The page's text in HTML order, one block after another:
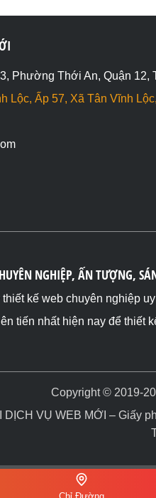
Phường Thới An, Quận 12,
Lộc, Ấp 57, Xã Tân Vĩnh
NGHIỆP, ẤN TƯỢNG,
kế web chuyên nghiệp
tiến nhất hiện nay để thiết
Copyright © 2019-
VỤ WEB MỚI – Giấy